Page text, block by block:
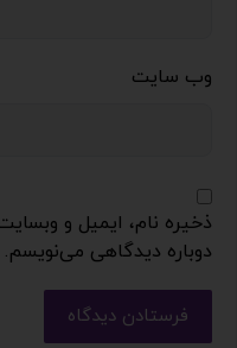
وب‌ سایت
ذخیره نام، ایمیل و
دوباره دیدگاهی می‌نویسم.
فرستادن دیدگاه